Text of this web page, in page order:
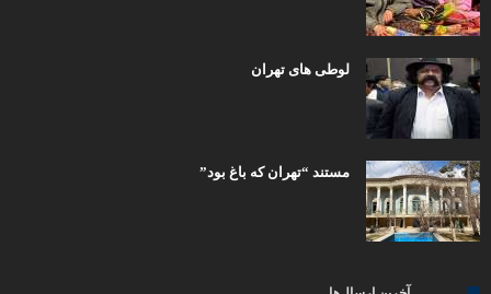
لوطی های تهران
مستند “تهران که باغ بود”